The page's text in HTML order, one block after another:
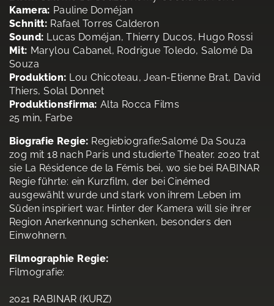
Kamera: Pauline Doméjan
Schnitt: Rafael Torres Calderon
Sound: Lucas Doméjan, Thierry Ducos, Hugo Rossi
Mit: Marylou Cabanel, Rodrigue Toledo, Salomé Da
Souza
Produktion: Lou Chicoteau, Jean-Etienne Brat, David
Thiers, Solal Donnet
Produktionsfirma: Alta Rocca Films
25 min, Farbe
Biografie Regie: Regiebiografie:Salomé Da Souza
zog mit 18 nach Paris und studierte Theater. 2020 trat
sie La Résidence de la Fémis bei, wo sie bei RABINAR
Regie führte: ein Kurzfilm, der bei Cinémed
ausgewählt wurde und stark von ihrem Leben im
Süden inspiriert war. Hinter der Kamera will sie ihrer
Region Anerkennung schenken, besonders den
Einwohnern.
Filmographie Regie:
Filmografie:
2021 RABINAR (KURZ)